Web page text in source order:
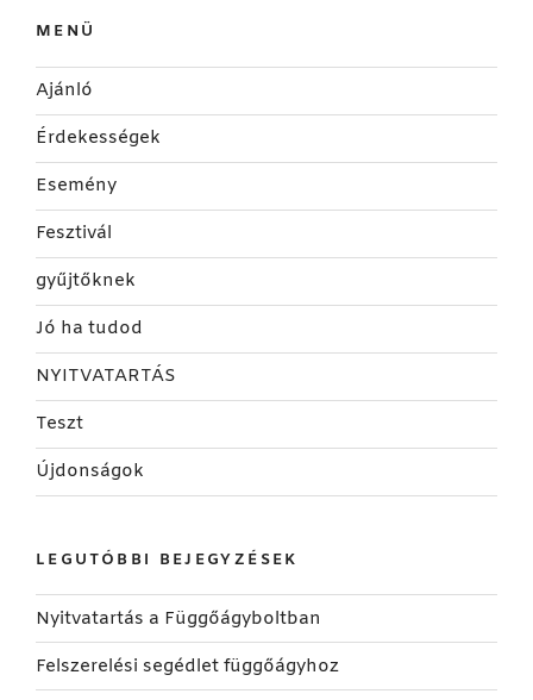
MENÜ
Ajánló
Érdekességek
Esemény
Fesztivál
gyűjtőknek
Jó ha tudod
NYITVATARTÁS
Teszt
Újdonságok
LEGUTÓBBI BEJEGYZÉSEK
Nyitvatartás a Függőágyboltban
Felszerelési segédlet függőágyhoz